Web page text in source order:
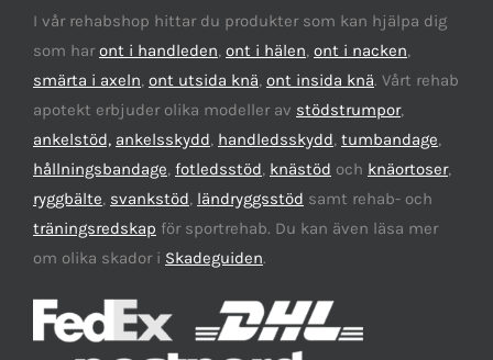
I vår rehabshop hittar du produkter som kan hjälpa dig
som haront i handleden, ont i hälen, ont i nacken,
smärta i axeln, ont utsida knä, ont insida knä. Vårt rehab
apotekt erbjuder olika modeller av stödstrumpor,
ankelstöd, ankelsskydd, handledsskydd, tumbandage,
hållningsbandage, fotledsstöd, knästöd och knäortoser,
ryggbälte, svankstöd, ländryggsstöd samt rehab- och
träningsredskap för sportrehab. Du kan även läsa mer
om olika skador i Skadeguiden.